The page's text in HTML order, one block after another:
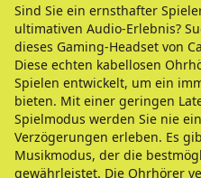
Sind Sie ein ernsthafter
ultimativen Audio-Erlebnis?
dieses Gaming-Headset von
Diese echten kabellosen
Spielen entwickelt, um ein
bieten. Mit einer geringen
Spielmodus werden Sie nie
Verzögerungen erleben. Es
Musikmodus, der die
gewährleistet. Die Ohrhörer